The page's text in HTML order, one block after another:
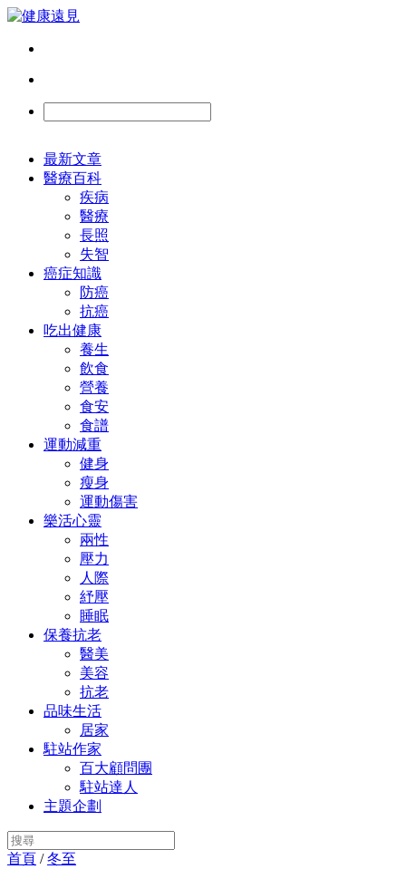
最新文章
醫療百科
疾病
醫療
長照
失智
癌症知識
防癌
抗癌
吃出健康
養生
飲食
營養
食安
食譜
運動減重
健身
瘦身
運動傷害
樂活心靈
兩性
壓力
人際
紓壓
睡眠
保養抗老
醫美
美容
抗老
品味生活
居家
駐站作家
百大顧問團
駐站達人
主題企劃
首頁 /冬至